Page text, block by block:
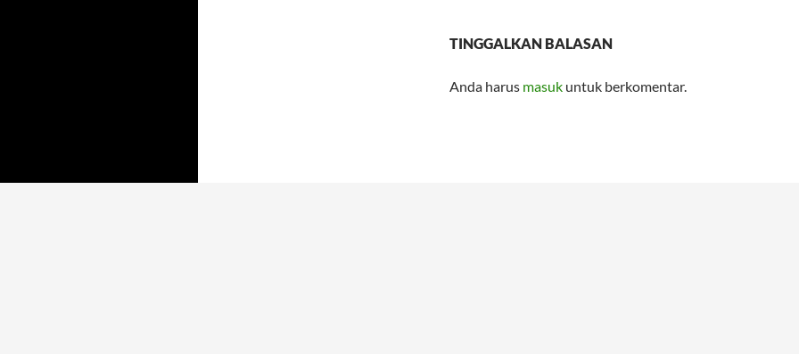
TINGGALKAN BALASAN
Anda harus masuk untuk berkomentar.